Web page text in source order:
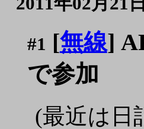
#1 [無線]
で参加
(最近は日